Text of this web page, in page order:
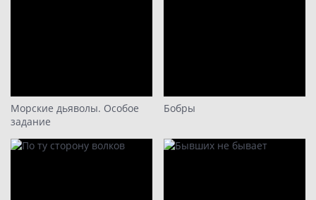
Морские дьяволы. Особое
задание
Бобры